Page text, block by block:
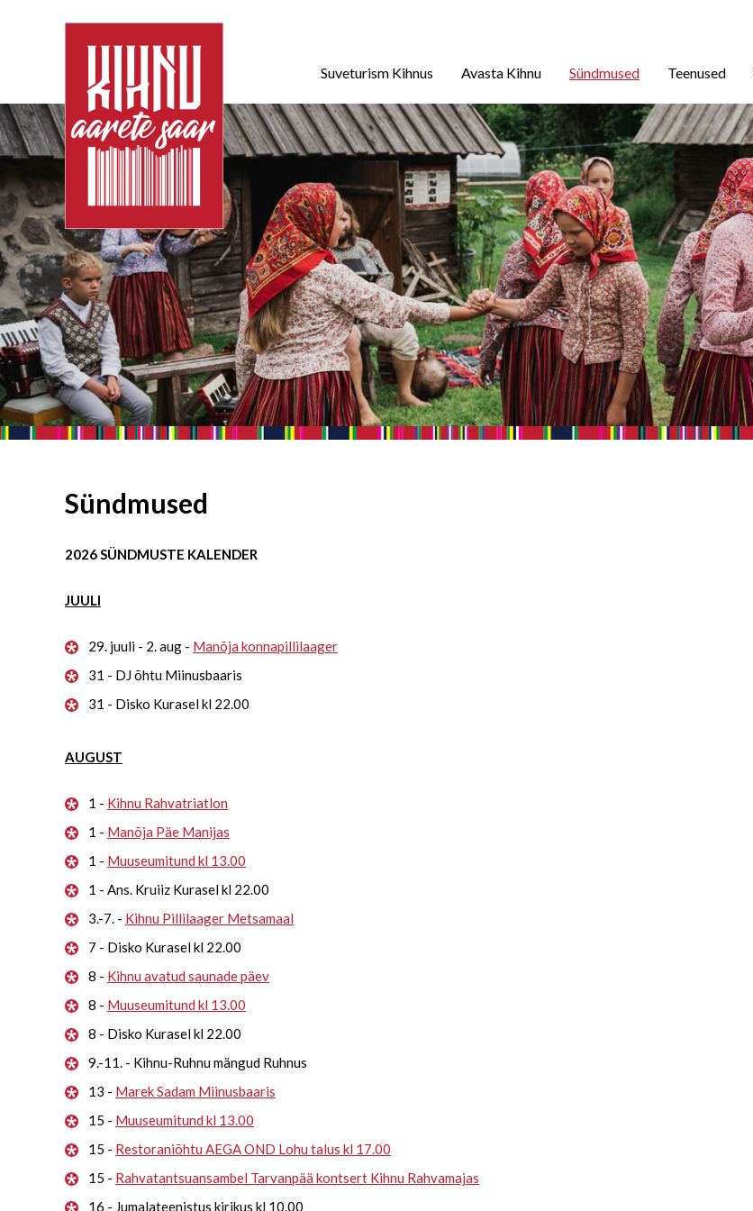
Suveturism Kihnus Avasta Kihnu Sündmused Teenused
Sündmused
2026 SÜNDMUSTE KALENDER
JUULI
29. juuli - 2. aug - Manõja konnapillilaager
31 - DJ õhtu Miinusbaaris
31 - Disko Kurasel kl 22.00
AUGUST
1 - Kihnu Rahvatriatlon
1 - Manõja Päe Manijas
1 - Muuseumitund kl 13.00
1 - Ans. Kruiiz Kurasel kl 22.00
3.-7. - Kihnu Pillilaager Metsamaal
7 - Disko Kurasel kl 22.00
8 - Kihnu avatud saunade päev
8 - Muuseumitund kl 13.00
8 - Disko Kurasel kl 22.00
9.-11. - Kihnu-Ruhnu mängud Ruhnus
13 - Marek Sadam Miinusbaaris
15 - Muuseumitund kl 13.00
15 - Restoraniõhtu AEGA OND Lohu talus kl 17.00
15 - Rahvatantsuansambel Tarvanpää kontsert Kihnu Rahvamajas
16 - Jumalateenistus kirikus kl 10.00